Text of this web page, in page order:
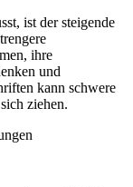
ist der steigende
ihre
und
kann schwere
ziehen.